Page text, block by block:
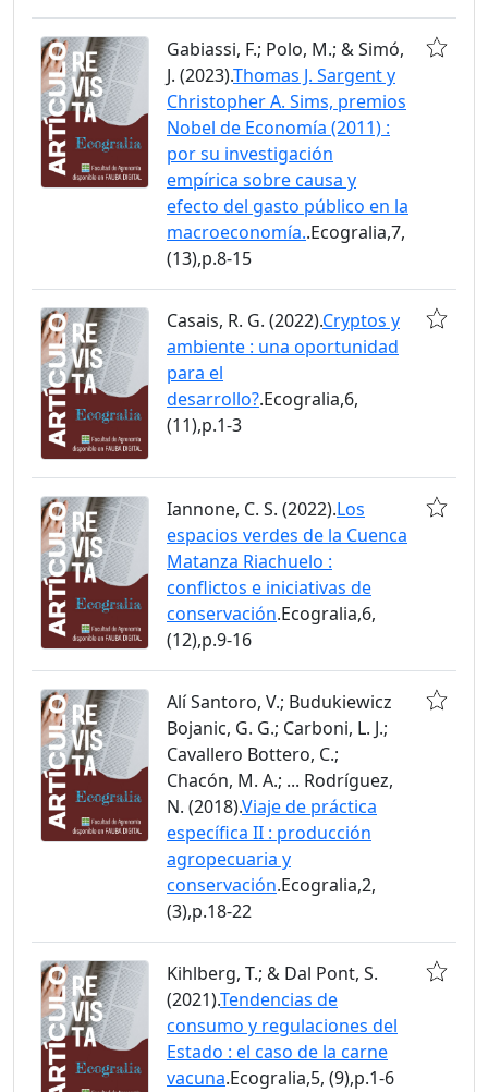
Gabiassi, F.; Polo, M.; & Simó,
J. (2023).Thomas J. Sargent y
Christopher A. Sims, premios
Nobel de Economía (2011) :
por su investigación
empírica sobre causa y
efecto del gasto público en la
macroeconomía..Ecogralia,7,
(13),p.8-15
Casais, R. G. (2022).Cryptos y
ambiente : una oportunidad
para el
desarrollo?.Ecogralia,6,
(11),p.1-3
Iannone, C. S. (2022).Los
espacios verdes de la Cuenca
Matanza Riachuelo :
conflictos e iniciativas de
conservación.Ecogralia,6,
(12),p.9-16
Alí Santoro, V.; Budukiewicz
Bojanic, G. G.; Carboni, L. J.;
Cavallero Bottero, C.;
Chacón, M. A.; ... Rodríguez,
N. (2018).Viaje de práctica
específica II : producción
agropecuaria y
conservación.Ecogralia,2,
(3),p.18-22
Kihlberg, T.; & Dal Pont, S.
(2021).Tendencias de
consumo y regulaciones del
Estado : el caso de la carne
vacuna.Ecogralia,5, (9),p.1-6